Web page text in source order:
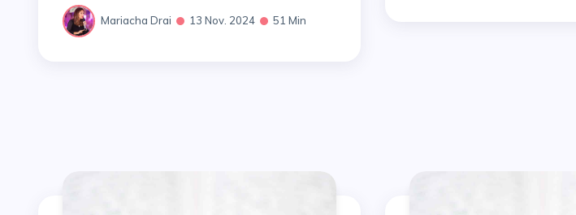
Mariacha Drai 13 Nov. 2024 51 Min